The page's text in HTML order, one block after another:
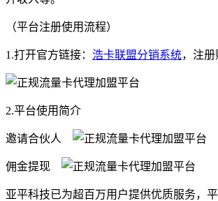
（平台注册使用流程）
1.打开官方链接： 浩卡联盟分销系统，注册
2.平台使用简介
邀请合伙人
佣金提现
亚平科技已为超百万用户提供优质服务，